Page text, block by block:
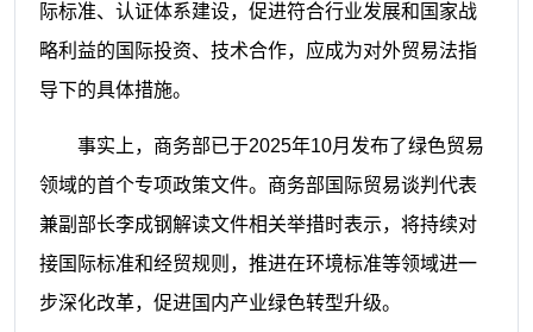
际标准、认证体系建设，促进符合行业发展和国家战
略利益的国际投资、技术合作，应成为对外贸易法指
导下的具体措施。
事实上，商务部已于2025年10月发布了绿色贸易
领域的首个专项政策文件。商务部国际贸易谈判代表
兼副部长李成钢解读文件相关举措时表示，将持续对
接国际标准和经贸规则，推进在环境标准等领域进一
步深化改革，促进国内产业绿色转型升级。